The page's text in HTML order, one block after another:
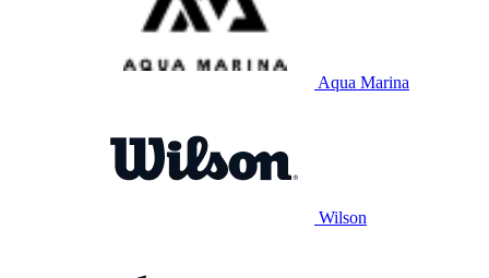
Aqua Marina
Wilson